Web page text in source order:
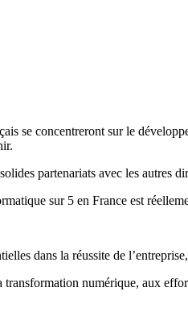
se concentreront sur le
partenariats avec les autres
sur 5 en France est
dans la réussite de
numérique, aux